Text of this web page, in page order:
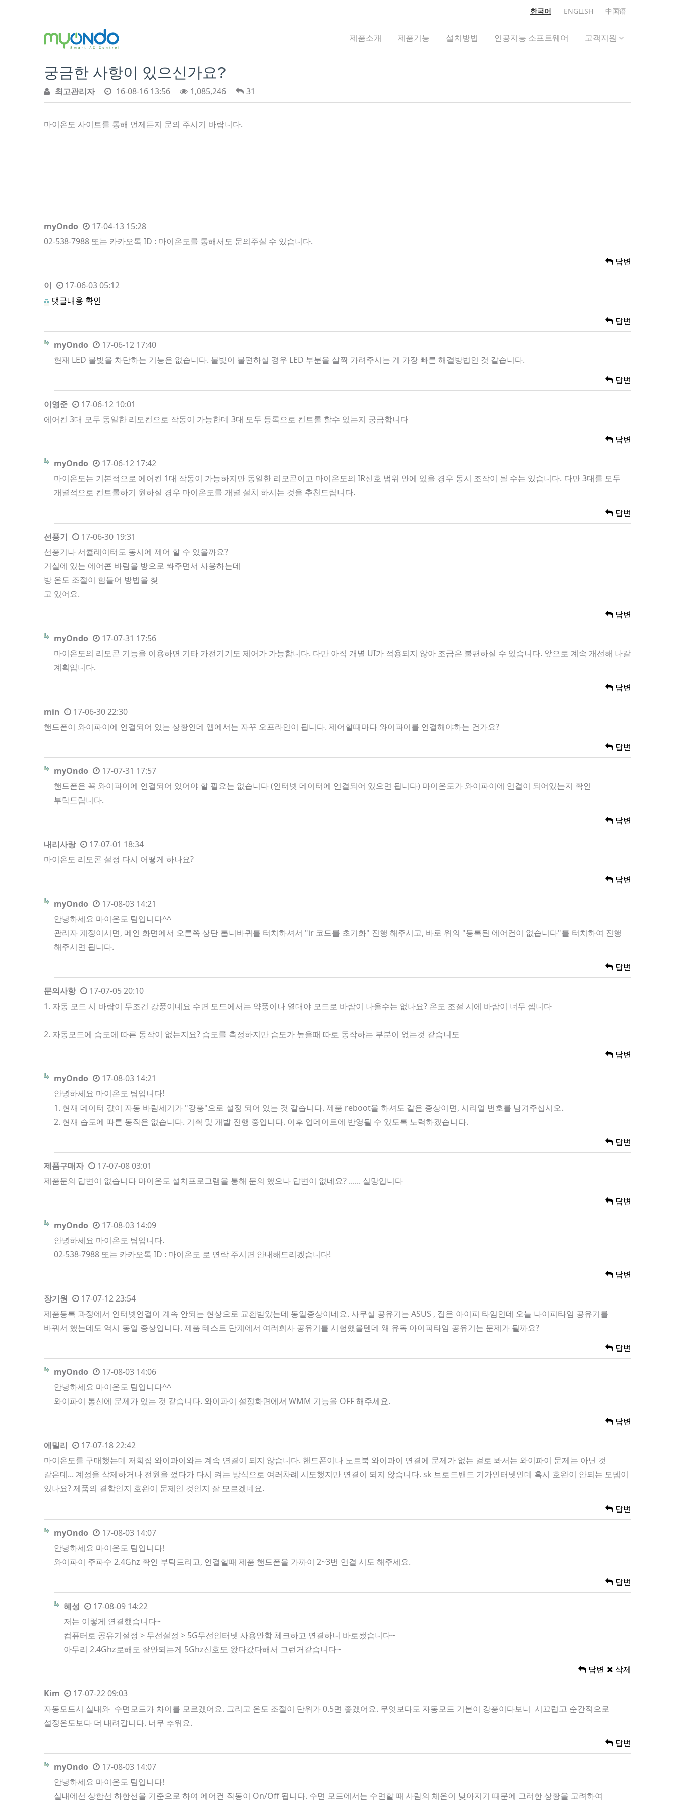
한국어 ENGLISH 中国语
제품소개 제품기능 설치방법 인공지능 소프트웨어 고객지원
궁금한 사항이 있으신가요?
최고관리자 16-08-16 13:56 1,085,246 31
마이온도 사이트를 통해 언제든지 문의 주시기 바랍니다.
myOndo
17-04-13 15:28
02-538-7988 또는 카카오톡 ID : 마이온도를 통해서도 문의주실 수 있습니다.
답변
이
17-06-03 05:12
댓글내용 확인
답변
myOndo
17-06-12 17:40
현재 LED 불빛을 차단하는 기능은 없습니다. 불빛이 불편하실 경우 LED 부분을 살짝 가려주시는 게 가장 빠른 해결방법인 것 같습니다.
답변
이영준
17-06-12 10:01
에어컨 3대 모두 동일한 리모컨으로 작동이 가능한데 3대 모두 등록으로 컨트롤 할수 있는지 궁금합니다
답변
myOndo
17-06-12 17:42
마이온도는 기본적으로 에어컨 1대 작동이 가능하지만 동일한 리모콘이고 마이온도의 IR신호 범위 안에 있을 경우 동시 조작이 될 수는 있습니다. 다만 3대를 모두
개별적으로 컨트롤하기 원하실 경우 마이온도를 개별 설치 하시는 것을 추천드립니다.
답변
선풍기
17-06-30 19:31
선풍기나 서큘레이터도 동시에 제어 할 수 있을까요?
거실에 있는 에어콘 바람을 방으로 쏴주면서 사용하는데
방 온도 조절이 힘들어 방법을 찾
고 있어요.
답변
myOndo
17-07-31 17:56
마이온도의 리모콘 기능을 이용하면 기타 가전기기도 제어가 가능합니다. 다만 아직 개별 UI가 적용되지 않아 조금은 불편하실 수 있습니다. 앞으로 계속 개선해 나갈
계획입니다.
답변
min
17-06-30 22:30
핸드폰이 와이파이에 연결되어 있는 상황인데 앱에서는 자꾸 오프라인이 됩니다. 제어할때마다 와이파이를 연결해야하는 건가요?
답변
myOndo
17-07-31 17:57
핸드폰은 꼭 와이파이에 연결되어 있어야 할 필요는 없습니다 (인터넷 데이터에 연결되어 있으면 됩니다) 마이온도가 와이파이에 연결이 되어있는지 확인
부탁드립니다.
답변
내리사랑
17-07-01 18:34
마이온도 리모콘 설정 다시 어떻게 하나요?
답변
myOndo
17-08-03 14:21
안녕하세요 마이온도 팀입니다^^
관리자 계정이시면, 메인 화면에서 오른쪽 상단 톱니바퀴를 터치하셔서 "ir 코드를 초기화" 진행 해주시고, 바로 위의 "등록된 에어컨이 없습니다"를 터치하여 진행
해주시면 됩니다.
답변
문의사항
17-07-05 20:10
1. 자동 모드 시 바람이 무조건 강풍이네요 수면 모드에서는 약풍이나 열대야 모드로 바람이 나올수는 없나요? 온도 조절 시에 바람이 너무 셉니다
2. 자동모드에 습도에 따른 동작이 없는지요? 습도를 측정하지만 습도가 높을때 따로 동작하는 부분이 없는것 같습니도
답변
myOndo
17-08-03 14:21
안녕하세요 마이온도 팀입니다!
1. 현재 데이터 값이 자동 바람세기가 "강풍"으로 설정 되어 있는 것 같습니다. 제품 reboot을 하셔도 같은 증상이면, 시리얼 번호를 남겨주십시오.
2. 현재 습도에 따른 동작은 없습니다. 기획 및 개발 진행 중입니다. 이후 업데이트에 반영될 수 있도록 노력하겠습니다.
답변
제품구매자
17-07-08 03:01
제품문의 답변이 없습니다 마이온도 설치프로그램을 통해 문의 했으나 답변이 없네요? ...... 실망입니다
답변
myOndo
17-08-03 14:09
안녕하세요 마이온도 팀입니다.
02-538-7988 또는 카카오톡 ID : 마이온도 로 연락 주시면 안내해드리겠습니다!
답변
장기원
17-07-12 23:54
제품등록 과정에서 인터넷연결이 계속 안되는 현상으로 교환받았는데 동일증상이네요. 사무실 공유기는 ASUS , 집은 아이피 타임인데 오늘 나이피타임 공유기를
바꿔서 했는데도 역시 동일 증상입니다. 제품 테스트 단계에서 여러회사 공유기를 시험했을텐데 왜 유독 아이피타임 공유기는 문제가 될까요?
답변
myOndo
17-08-03 14:06
안녕하세요 마이온도 팀입니다^^
와이파이 통신에 문제가 있는 것 같습니다. 와이파이 설정화면에서 WMM 기능을 OFF 해주세요.
답변
에밀리
17-07-18 22:42
마이온도를 구매했는데 저희집 와이파이와는 계속 연결이 되지 않습니다. 핸드폰이나 노트북 와이파이 연결에 문제가 없는 걸로 봐서는 와이파이 문제는 아닌 것
같은데... 계정을 삭제하거나 전원을 껐다가 다시 켜는 방식으로 여러차례 시도했지만 연결이 되지 않습니다. sk 브로드밴드 기가인터넷인데 혹시 호완이 안되는 모뎀이
있나요? 제품의 결함인지 호완이 문제인 것인지 잘 모르겠네요.
답변
myOndo
17-08-03 14:07
안녕하세요 마이온도 팀입니다!
와이파이 주파수 2.4Ghz 확인 부탁드리고, 연결할때 제품 핸드폰을 가까이 2~3번 연결 시도 해주세요.
답변
혜성
17-08-09 14:22
저는 이렇게 연결했습니다~
컴퓨터로 공유기설정 > 무선설정 > 5G무선인터넷 사용안함 체크하고 연결하니 바로됐습니다~
아무리 2.4Ghz로해도 잘안되는게 5Ghz신호도 왔다갔다해서 그런거같습니다~
답변
삭제
Kim
17-07-22 09:03
자동모드시 실내와 수면모드가 차이를 모르겠어요. 그리고 온도 조절이 단위가 0.5면 좋겠어요. 무엇보다도 자동모드 기본이 강풍이다보니 시끄럽고 순간적으로
설정온도보다 더 내려갑니다. 너무 추워요.
답변
myOndo
17-08-03 14:07
안녕하세요 마이온도 팀입니다!
실내에선 상한선 하한선을 기준으로 하여 에어컨 작동이 On/Off 됩니다. 수면 모드에서는 수면할 때 사람의 체온이 낮아지기 때문에 그러한 상황을 고려하여